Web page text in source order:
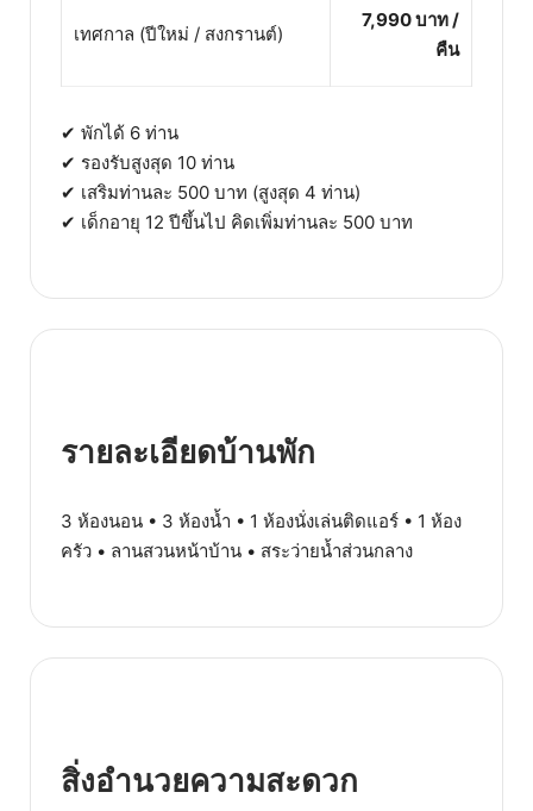
เทศกาล (ปีใหม่ / สงกรานต์)
7,990 บาท /
คืน
✔ พักได้ 6 ท่าน
✔ รองรับสูงสุด 10 ท่าน
✔ เสริมท่านละ 500 บาท (สูงสุด 4 ท่าน)
✔ เด็กอายุ 12 ปีขึ้นไป คิดเพิ่มท่านละ 500 บาท
รายละเอียดบ้านพัก
3 ห้องนอน • 3 ห้องน้ำ • 1 ห้องนั่งเล่นติดแอร์ • 1 ห้อง
ครัว • ลานสวนหน้าบ้าน • สระว่ายน้ำส่วนกลาง
สิ่งอำนวยความสะดวก